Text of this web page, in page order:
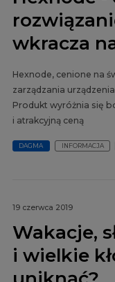
wkracza
Hexnode, cenione na
zarządzania
Produkt wyróżnia się
i atrakcyjną ceną
DAGMA INFORMACJA
19 czerwca 2019
Wakacje,
i wielkie